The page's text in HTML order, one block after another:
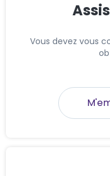
Vous devez vous